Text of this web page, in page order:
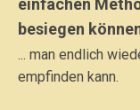
einfachen
besiegen
... man endlich
empfinden kann.